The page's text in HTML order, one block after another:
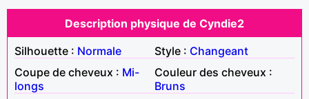
Description physique de Cyndie2
Silhouette : Normale Style : Changeant
Coupe de cheveux : Mi-
longs
Couleur des cheveux :
Bruns